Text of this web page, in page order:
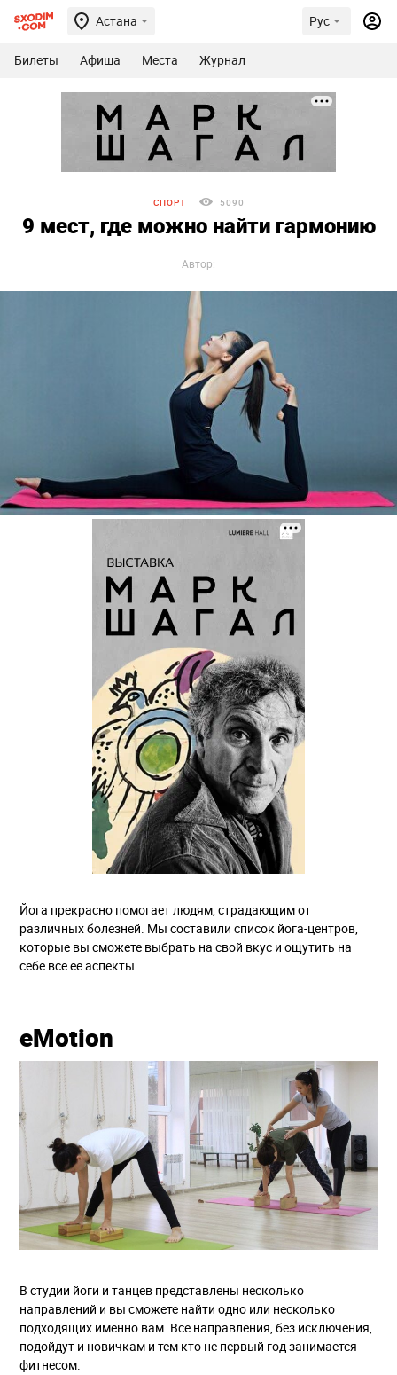
Астана Рус
Билеты Афиша Места Журнал
СПОРТ 5090
9 мест, где можно найти гармонию
Автор:
Йога прекрасно помогает людям, страдающим от
различных болезней. Мы составили список йога-центров,
которые вы сможете выбрать на свой вкус и ощутить на
себе все ее аспекты.
eMotion
В студии йоги и танцев представлены несколько
направлений и вы сможете найти одно или несколько
подходящих именно вам. Все направления, без исключения,
подойдут и новичкам и тем кто не первый год занимается
фитнесом.